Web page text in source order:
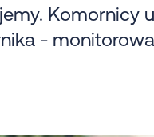
Komornicy
-